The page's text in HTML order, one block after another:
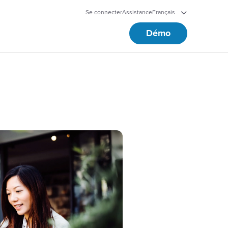
Se connecterAssistanceFrançais
Démo